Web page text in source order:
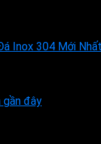
Inox 304 Mới
đây